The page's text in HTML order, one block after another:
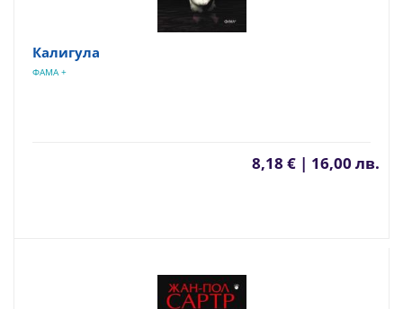
Калигула
ФАМА +
8,18 € | 16,00 лв.